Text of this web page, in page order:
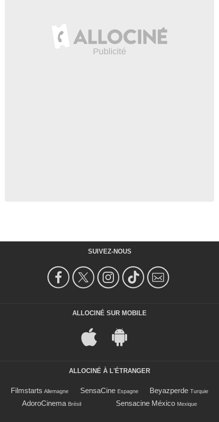
SUIVEZ-NOUS
ALLOCINÉ SUR MOBILE
ALLOCINÉ À L'ÉTRANGER
Filmstarts Allemagne SensaCine Espagne Beyazperde Turquie
AdoroCinema Brésil Sensacine México Mexique